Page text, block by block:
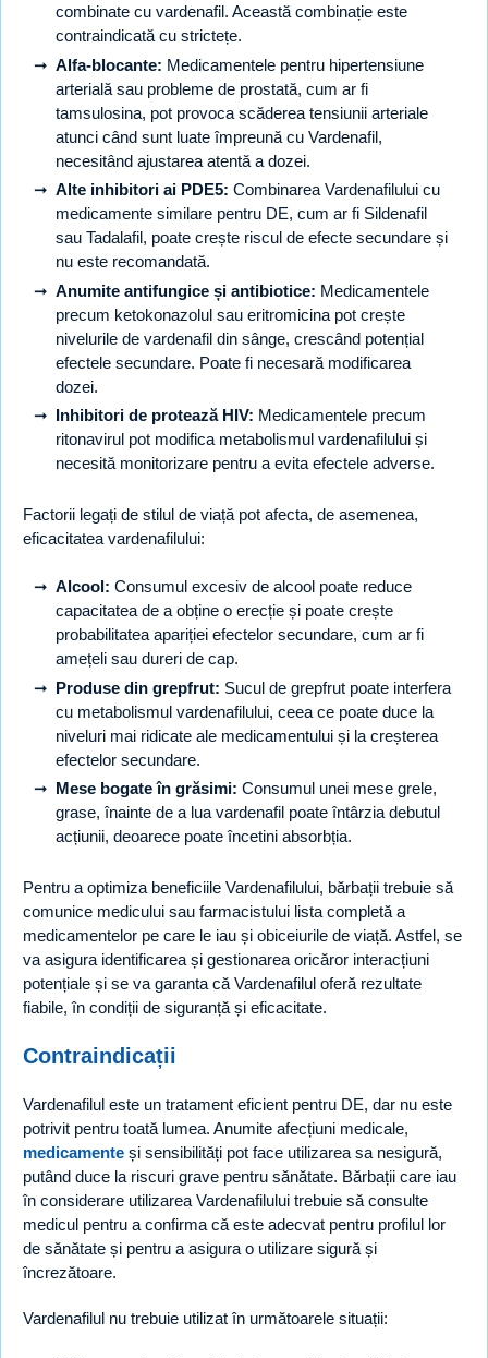
combinate cu vardenafil. Această combinație este
contraindicată cu strictețe.
Alfa-blocante: Medicamentele pentru hipertensiune
arterială sau probleme de prostată, cum ar fi
tamsulosina, pot provoca scăderea tensiunii arteriale
atunci când sunt luate împreună cu Vardenafil,
necesitând ajustarea atentă a dozei.
Alte inhibitori ai PDE5: Combinarea Vardenafilului cu
medicamente similare pentru DE, cum ar fi Sildenafil
sau Tadalafil, poate crește riscul de efecte secundare și
nu este recomandată.
Anumite antifungice și antibiotice: Medicamentele
precum ketokonazolul sau eritromicina pot crește
nivelurile de vardenafil din sânge, crescând potențial
efectele secundare. Poate fi necesară modificarea
dozei.
Inhibitori de protează HIV: Medicamentele precum
ritonavirul pot modifica metabolismul vardenafilului și
necesită monitorizare pentru a evita efectele adverse.
Factorii legați de stilul de viață pot afecta, de asemenea,
eficacitatea vardenafilului:
Alcool: Consumul excesiv de alcool poate reduce
capacitatea de a obține o erecție și poate crește
probabilitatea apariției efectelor secundare, cum ar fi
amețeli sau dureri de cap.
Produse din grepfrut: Sucul de grepfrut poate interfera
cu metabolismul vardenafilului, ceea ce poate duce la
niveluri mai ridicate ale medicamentului și la creșterea
efectelor secundare.
Mese bogate în grăsimi: Consumul unei mese grele,
grase, înainte de a lua vardenafil poate întârzia debutul
acțiunii, deoarece poate încetini absorbția.
Pentru a optimiza beneficiile Vardenafilului, bărbații trebuie să
comunice medicului sau farmacistului lista completă a
medicamentelor pe care le iau și obiceiurile de viață. Astfel, se
va asigura identificarea și gestionarea oricăror interacțiuni
potențiale și se va garanta că Vardenafilul oferă rezultate
fiabile, în condiții de siguranță și eficacitate.
Contraindicații
Vardenafilul este un tratament eficient pentru DE, dar nu este
potrivit pentru toată lumea. Anumite afecțiuni medicale,
medicamente și sensibilități pot face utilizarea sa nesigură,
putând duce la riscuri grave pentru sănătate. Bărbații care iau
în considerare utilizarea Vardenafilului trebuie să consulte
medicul pentru a confirma că este adecvat pentru profilul lor
de sănătate și pentru a asigura o utilizare sigură și
încrezătoare.
Vardenafilul nu trebuie utilizat în următoarele situații: